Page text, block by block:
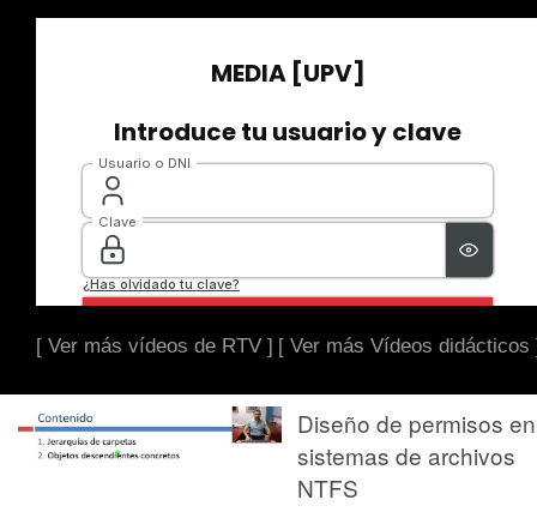
[ Ver más vídeos de RTV ] [ Ver más Vídeos didácticos
Diseño de permisos en
sistemas de archivos
NTFS